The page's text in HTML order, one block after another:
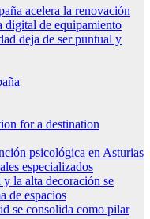
acelera la renovación
digital de equipamiento
deja de ser puntual y
for a destination
psicológica en Asturias
especializados
la alta decoración se
de espacios
se consolida como pilar